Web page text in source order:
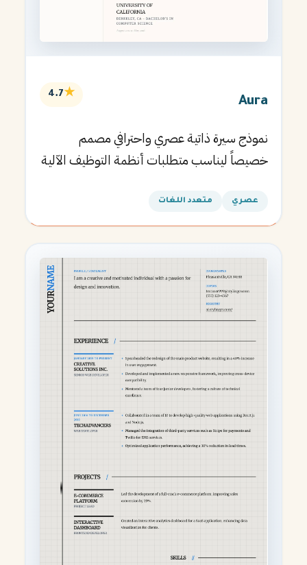
Aura
★
4.7
نموذج سيرة ذاتية عصري واحترافي مصمم
خصيصاً ليناسب متطلبات أنظمة التوظيف الآلية
عصري متعدد اللغات